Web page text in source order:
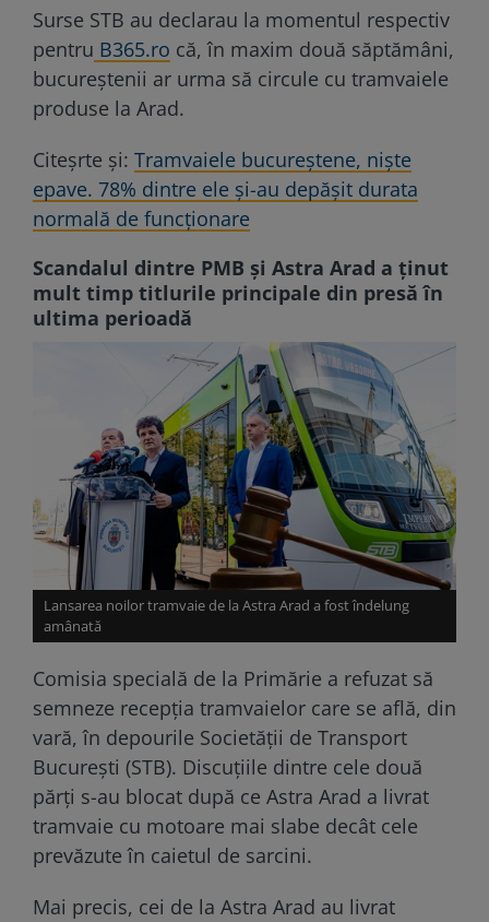
Surse STB au declarau la momentul respectiv
pentru B365.ro că, în maxim două săptămâni,
bucureștenii ar urma să circule cu tramvaiele
produse la Arad.
Citeșrte și: Tramvaiele bucureștene, niște
epave. 78% dintre ele și-au depășit durata
normală de funcționare
Scandalul dintre PMB și Astra Arad a ținut
mult timp titlurile principale din presă în
ultima perioadă
Lansarea noilor tramvaie de la Astra Arad a fost îndelung
amânată
Comisia specială de la Primărie a refuzat să
semneze recepția tramvaielor care se află, din
vară, în depourile Societății de Transport
București (STB). Discuțiile dintre cele două
părți s-au blocat după ce Astra Arad a livrat
tramvaie cu motoare mai slabe decât cele
prevăzute în caietul de sarcini.
Mai precis, cei de la Astra Arad au livrat